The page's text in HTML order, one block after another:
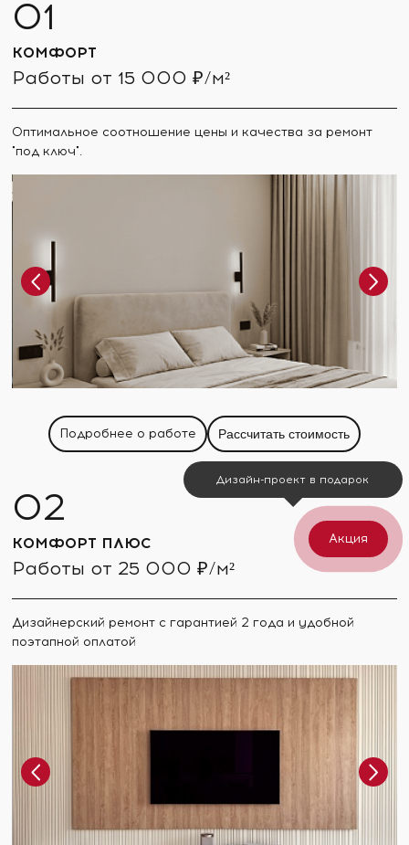
КОМФОРТ
Работы от 15 000 ₽/м²
Оптимальное соотношение цены и качества за ремонт
"под ключ".
Подробнее о работе Рассчитать стоимость
КОМФОРТ ПЛЮС
Работы от 25 000 ₽/м²
Дизайнерский ремонт с гарантией 2 года и удобной
поэтапной оплатой
Акция
Дизайн-проект в подарок